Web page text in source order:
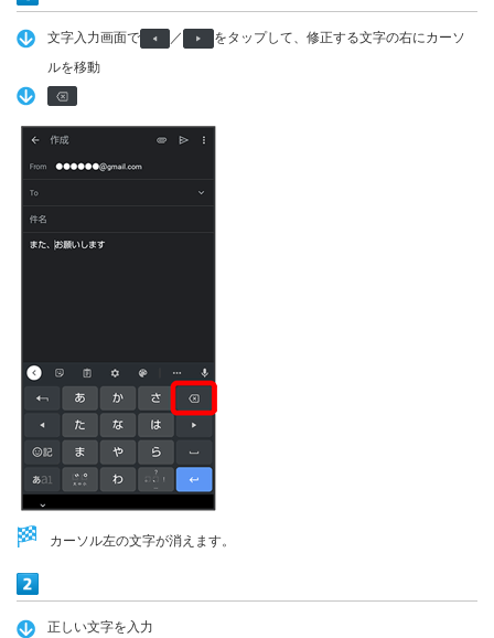
文字入力画面で ／
をタップして、修正する文字の右にカーソ
ルを移動
カーソル左の文字が消えます。
正しい文字を入力